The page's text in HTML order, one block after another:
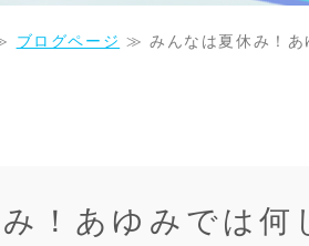
ブログページ ≫ みんなは夏休み！
！あゆみでは何